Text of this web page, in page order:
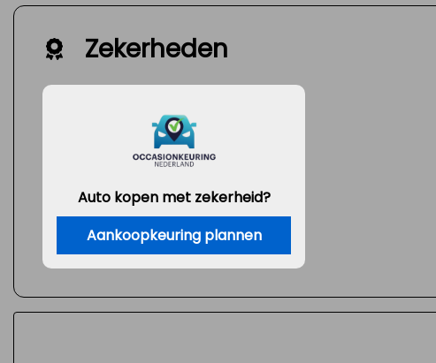
Zekerheden
Auto kopen met zekerheid?
Aankoopkeuring plannen